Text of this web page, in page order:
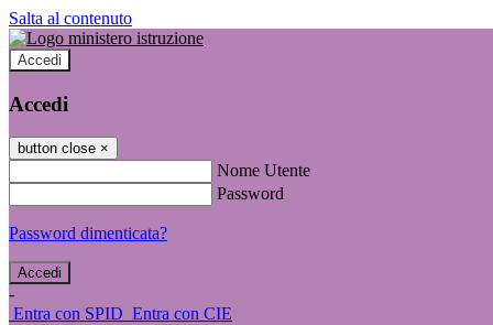
Salta al contenuto
Accedi
Accedi
button close ×
Nome Utente
Password
Password dimenticata?
-
Entra con SPID Entra con CIE